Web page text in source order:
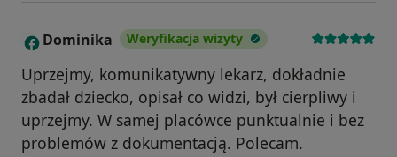
D Dominika Weryfikacja wizyty
Uprzejmy, komunikatywny lekarz, dokładnie
zbadał dziecko, opisał co widzi, był cierpliwy i
uprzejmy. W samej placówce punktualnie i bez
problemów z dokumentacją. Polecam.